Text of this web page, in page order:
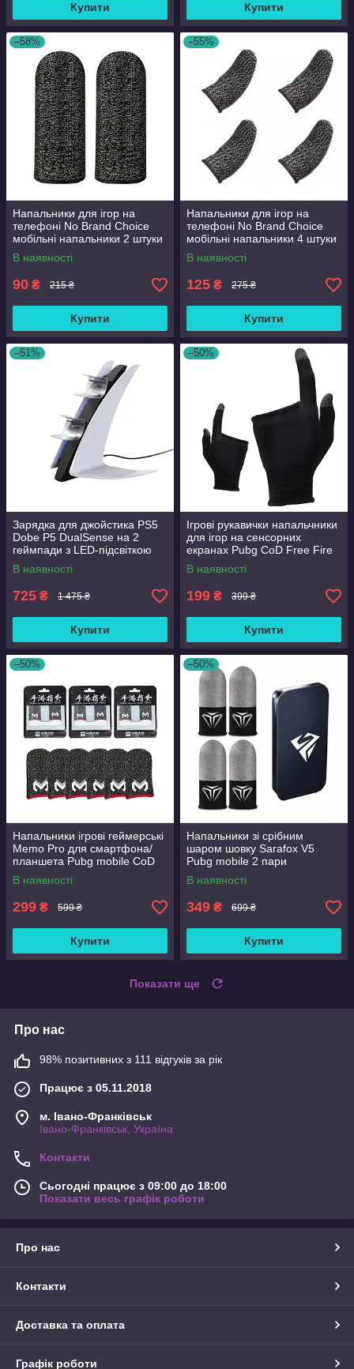
Купити Купити
–58%
Напальники для ігор на
телефоні No Brand Choice
мобільні напальники 2 штуки
В наявності
90 ₴ 215 ₴
Купити
–55%
Напальники для ігор на
телефоні No Brand Choice
мобільні напальники 4 штуки
В наявності
125 ₴ 275 ₴
Купити
–51%
Зарядка для джойстика PS5
Dobe P5 DualSense на 2
геймпади з LED-підсвіткою
P5V Світло-сірий
В наявності
725 ₴ 1 475 ₴
Купити
–50%
Ігрові рукавички напальчники
для ігор на сенсорних
екранах Pubg CoD Free Fire
MEMO FS02
В наявності
199 ₴ 399 ₴
Купити
–50%
Напальники ігрові геймерські
Memo Pro для смартфона/
планшета Pubg mobile CoD
free fire 3 пари
В наявності
299 ₴ 599 ₴
Купити
–50%
Напальники зі срібним
шаром шовку Sarafox V5
Pubg mobile 2 пари
В наявності
349 ₴ 699 ₴
Купити
Показати ще
Про нас
98% позитивних з 111 відгуків за рік
Працює з 05.11.2018
м. Івано-Франківськ
Івано-Франківськ, Україна
Контакти
Сьогодні працює з 09:00 до 18:00
Показати весь графік роботи
Про нас
Контакти
Доставка та оплата
Графік роботи